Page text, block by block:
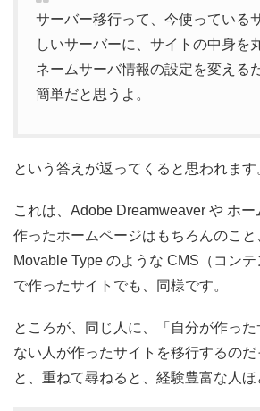
サーバー移行って、今使っている
しいサーバーに、サイトの中身を
ネームサーバ情報の設定を変える
簡単だと思うよ。
という答えが返ってくると思われます
これは、Adobe Dreamweaver や ホ
作ったホームページはもちろんのこ
Movable Type のような CMS（コンテ
で作ったサイトでも、同様です。
ところが、同じ人に、「自分が作っ
ない人が作ったサイトを移行するのだ
と、重ねて尋ねると、経験豊富な人ほ